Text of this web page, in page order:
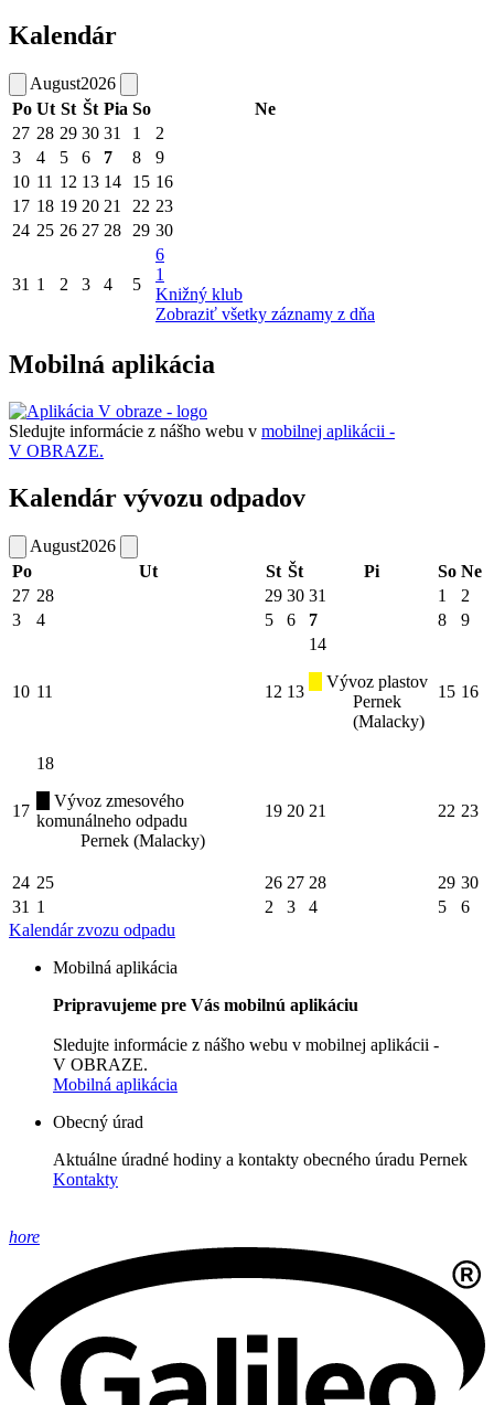
Kalendár
August2026
Po Ut St Št Pia So
Ne
27 28 29 30 31 1
2
3
4 5 6 7 8
9
10 11 12 13 14 15 16
17 18 19 20 21 22 23
24 25 26 27 28 29 30
31 1 2 3 4 5
6
1
Knižný klub
Zobraziť všetky záznamy z dňa
Mobilná aplikácia
Sledujte informácie z nášho webu v mobilnej aplikácii -
V OBRAZE.
Kalendár vývozu odpadov
August2026
Po
Ut St Št Pi So Ne
27 28 29 30 31 1
2
3
4 5 6 7 8 9
10 11 12 13
14
Vývoz plastov
Pernek
(Malacky)
15 16
17
18
Vývoz zmesového
komunálneho odpadu
Pernek (Malacky)
19 20 21 22 23
24 25 26 27 28 29 30
31 1 2 3 4 5
6
Kalendár zvozu odpadu
Mobilná aplikácia
Pripravujeme pre Vás mobilnú aplikáciu
Sledujte informácie z nášho webu v mobilnej aplikácii -
V OBRAZE.
Mobilná aplikácia
Obecný úrad
Aktuálne úradné hodiny a kontakty obecného úradu Pernek
Kontakty
hore